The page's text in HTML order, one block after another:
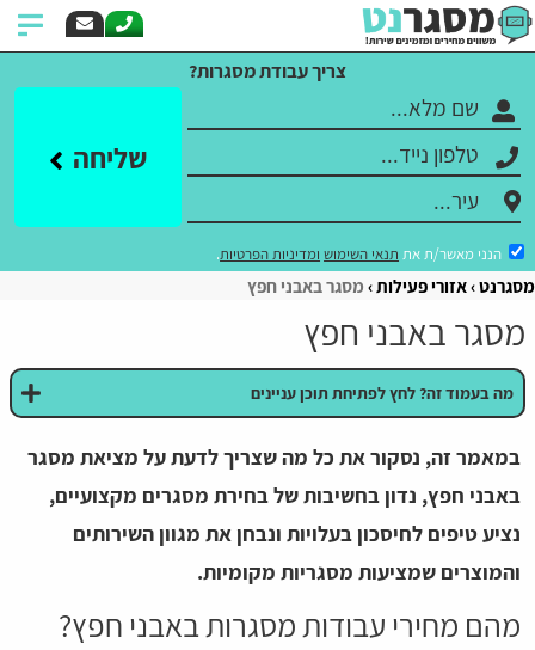
צריך עבודת מסגרות?
שליחה
הנני מאשר/ת את תנאי השימוש ומדיניות הפרטיות.
מסגרנט אזורי פעילות מסגר באבני חפץ
מסגר באבני חפץ
מה בעמוד זה? לחץ לפתיחת תוכן עניינים
במאמר זה, נסקור את כל מה שצריך לדעת על מציאת מסגר
באבני חפץ, נדון בחשיבות של בחירת מסגרים מקצועיים,
נציע טיפים לחיסכון בעלויות ונבחן את מגוון השירותים
והמוצרים שמציעות מסגריות מקומיות.
מהם מחירי עבודות מסגרות באבני חפץ?